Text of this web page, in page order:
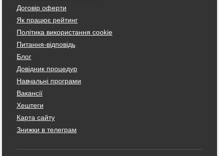
Договір оферти
Як працює рейтинг
Політика використання cookie
Питання-відповідь
Блог
Довідник процедур
Навчальні програми
Вакансії
Хештеги
Карта сайту
Знижки в телеграм